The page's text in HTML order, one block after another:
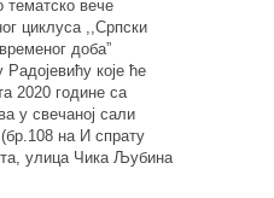
тематско вече
циклуса ,,Српски
доба”
које ће
2020 године са
у свечаној сали
(бр.108 на И спрату
улица Чика Љубина